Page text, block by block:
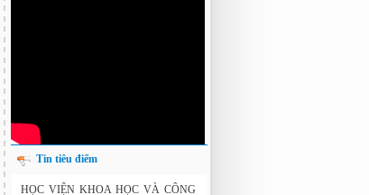
Tin tiêu điểm
THÔNG BÁO: Xét duyệt học bổng do